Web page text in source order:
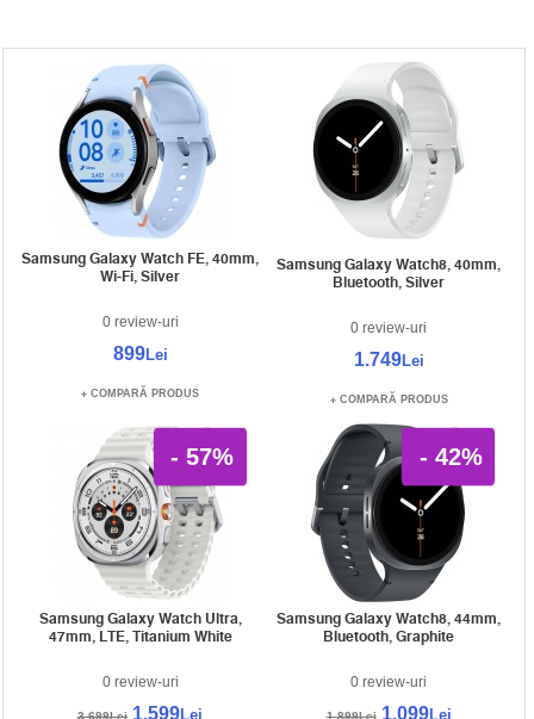
Samsung Galaxy Watch FE, 40mm,
Wi-Fi, Silver
0 review-uri
899Lei
COMPARĂ PRODUS
Samsung Galaxy Watch8, 40mm,
Bluetooth, Silver
0 review-uri
1.749Lei
COMPARĂ PRODUS
- 57%
Samsung Galaxy Watch Ultra,
47mm, LTE, Titanium White
0 review-uri
3.699Lei 1.599 Lei
- 42%
Samsung Galaxy Watch8, 44mm,
Bluetooth, Graphite
0 review-uri
1.899Lei 1.099Lei